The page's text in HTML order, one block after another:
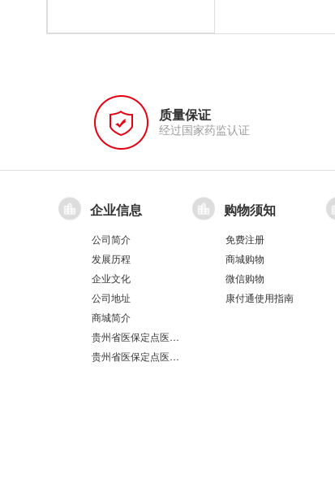
质量保证
经过国家药监认证
企业信息
公司简介
发展历程
企业文化
公司地址
商城简介
贵州省医保定点医疗机构医保服务情况表（第551分店）
贵州省医保定点医疗机构医保服务情况表（第100分店）
购物须知
免费注册
商城购物
微信购物
康付通使用指南